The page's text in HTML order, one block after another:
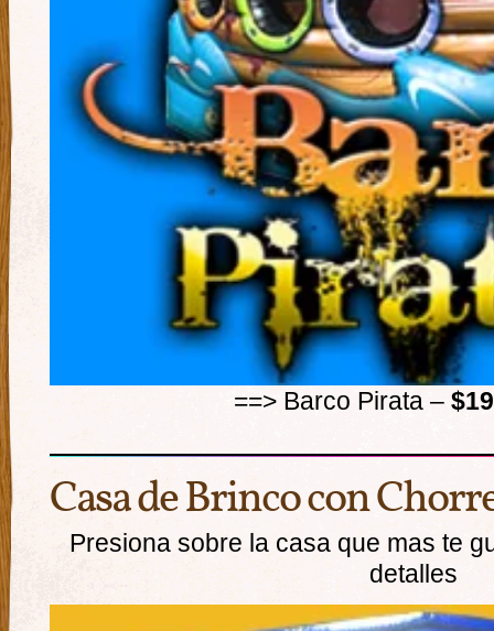
==> Barco Pirata –
Casa de Brinco con
Presiona sobre la casa que mas te
detalles